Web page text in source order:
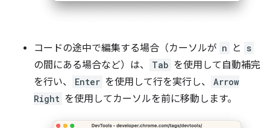
コードの途中で編集する場合（カーソルが n と s
の間にある場合など）は、 Tab を使用して自動補完
を行い、
Enter を使用して行を実行し、
Arrow
Right を使用してカーソルを前に移動します。